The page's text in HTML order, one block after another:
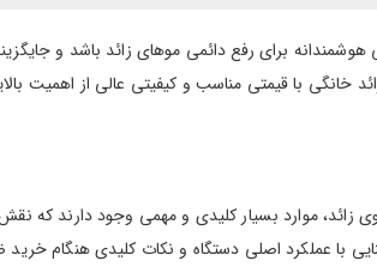
هوشمندانه برای رفع دائمی موهای زائد باشد و
خانگی با قیمتی مناسب و کیفیتی عالی از اهمیت
زائد، موارد بسیار کلیدی و مهمی وجود دارند که
با عملکرد اصلی دستگاه و نکات کلیدی هنگام